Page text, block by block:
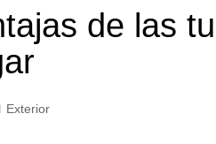
de las
Exterior